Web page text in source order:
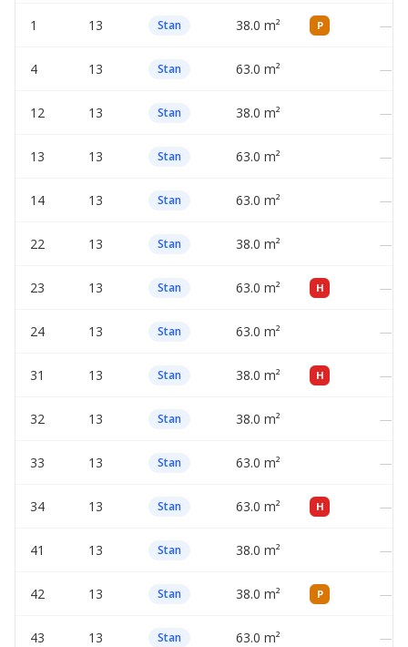
1 13 Stan 38.0 m² P —
4 13 Stan 63.0 m² —
12 13 Stan 38.0 m² —
13 13 Stan 63.0 m² —
14 13 Stan 63.0 m² —
22 13 Stan 38.0 m² —
23 13 Stan 63.0 m² H —
24 13 Stan 63.0 m² —
31 13 Stan 38.0 m² H —
32 13 Stan 38.0 m² —
33 13 Stan 63.0 m² —
34 13 Stan 63.0 m² H —
41 13 Stan 38.0 m² —
42 13 Stan 38.0 m² P —
43 13 Stan 63.0 m² —